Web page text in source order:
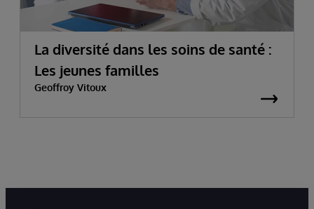
La diversité dans les soins de santé :
Les jeunes familles
Geoffroy Vitoux